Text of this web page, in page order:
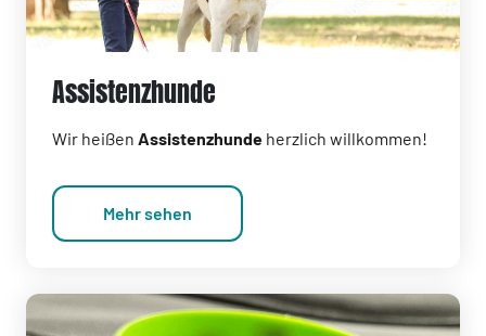
Assistenzhunde
Wir heißen Assistenzhunde herzlich willkommen!
Mehr sehen